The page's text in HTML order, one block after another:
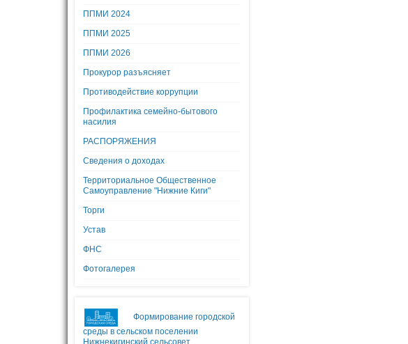
ППМИ 2024
ППМИ 2025
ППМИ 2026
Прокурор разъясняет
Противодействие коррупции
Профилактика семейно-бытового
насилия
РАСПОРЯЖЕНИЯ
Сведения о доходах
Территориальное Общественное
Самоуправление "Нижние Киги"
Торги
Устав
ФНС
Фотогалерея
Формирование городской
среды в сельском поселении
Нижнекигинский сельсовет